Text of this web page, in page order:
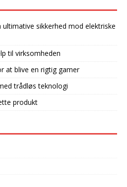
sikkerhed mod elektriske
til virksomheden
at blive en rigtig gamer
trådløs teknologi
produkt